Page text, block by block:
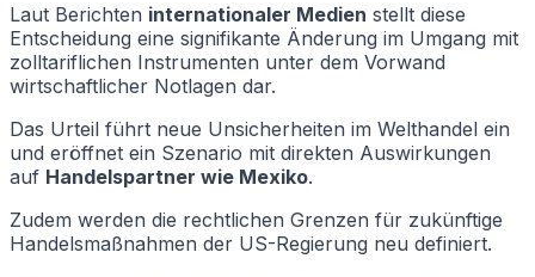
Laut Berichten internationaler Medien stellt diese
Entscheidung eine signifikante Änderung im Umgang mit
zolltariflichen Instrumenten unter dem Vorwand
wirtschaftlicher Notlagen dar.
Das Urteil führt neue Unsicherheiten im Welthandel ein
und eröffnet ein Szenario mit direkten Auswirkungen
auf Handelspartner wie Mexiko.
Zudem werden die rechtlichen Grenzen für zukünftige
Handelsmaßnahmen der US-Regierung neu definiert.